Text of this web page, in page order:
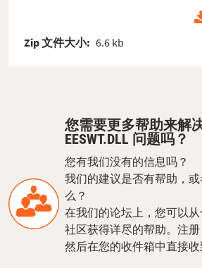
Zip 文件大小: 6.6 kb
您需要更多帮助来解
EESWT.DLL 问题吗？
您有我们没有的信息吗？
我们的建议是否有帮助，
么？
在我们的论坛上，您可以
社区获得详尽的帮助。注册
然后在您的收件箱中直接收